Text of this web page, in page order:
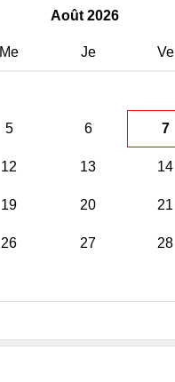
Août 2026
Me Je Ve
5 6 7
12 13 14
19 20 21
26 27 28